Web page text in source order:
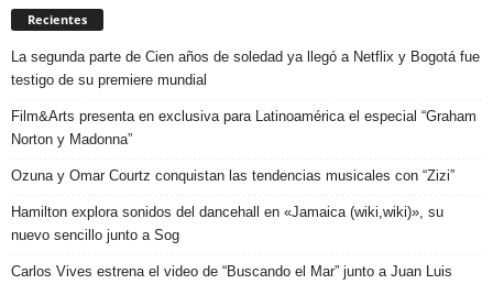
Recientes
La segunda parte de Cien años de soledad ya llegó a Netflix y Bogotá fue
testigo de su premiere mundial
Film&Arts presenta en exclusiva para Latinoamérica el especial “Graham
Norton y Madonna”
Ozuna y Omar Courtz conquistan las tendencias musicales con “Zizi”
Hamilton explora sonidos del dancehall en «Jamaica (wiki,wiki)», su
nuevo sencillo junto a Sog
Carlos Vives estrena el video de “Buscando el Mar” junto a Juan Luis